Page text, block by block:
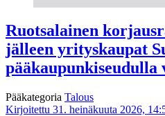
Ruotsalainen
jälleen yrityskaupat
pääkaupunkiseudulla
Pääkategoria Talous
Kirjoitettu 31. heinäkuuta 2026,